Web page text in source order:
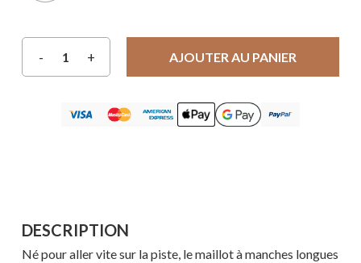
AJOUTER AU PANIER
DESCRIPTION
Né pour aller vite sur la piste, le maillot à manches longues